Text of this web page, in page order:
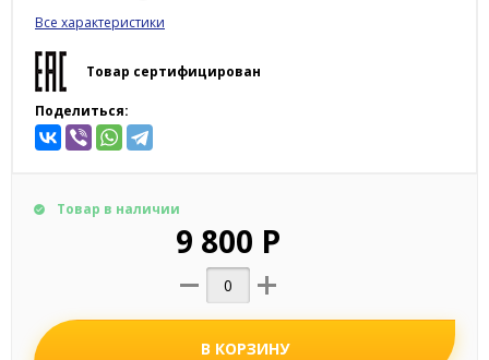
Все характеристики
Товар сертифицирован
Поделиться:
Товар в наличии
9 800 Р
В КОРЗИНУ